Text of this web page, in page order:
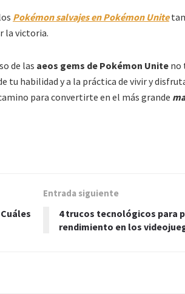
Pokémon salvajes en Pokémon Unite
la victoria.
de las aeos gems de Pokémon Unite no
tu habilidad y a la práctica de vivir y
para convertirte en el más grande
Entrada siguiente
4 trucos tecnológicos para
rendimiento en los